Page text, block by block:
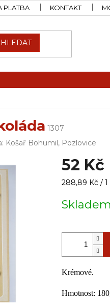
PLATBA KONTAKT
HLEDAT
1307
Košař Bohumil, Pozlovice
52 Kč
Měrná
288,89 Kč / 1
Skladem
Krémové.
Hmotnost: